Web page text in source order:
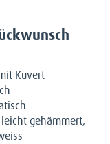
Kuvert
gehämmert,